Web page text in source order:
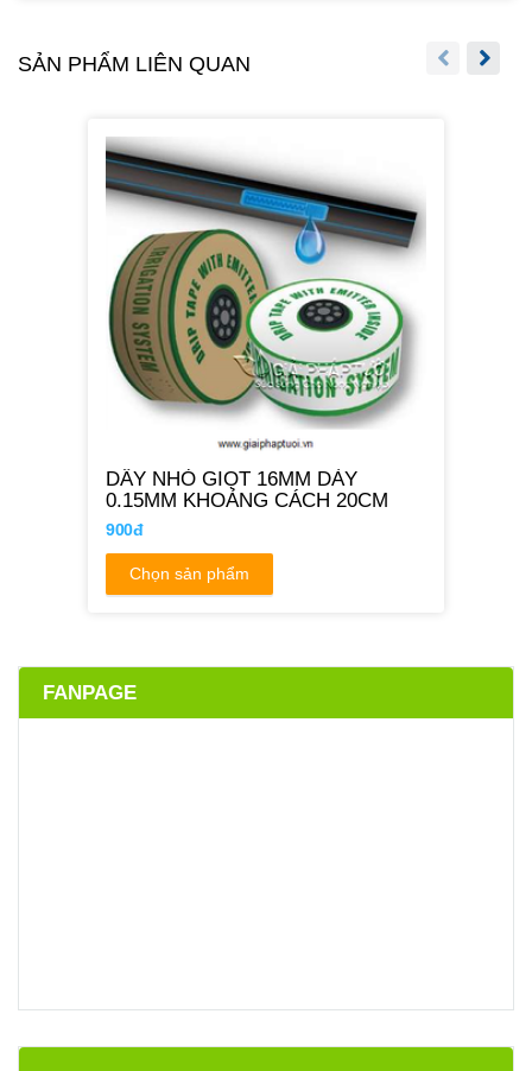
SẢN PHẨM LIÊN QUAN
DÂY NHỎ GIỌT 16MM DÀY
0.15MM KHOẢNG CÁCH 20CM
900đ
Chọn sản phẩm
FANPAGE